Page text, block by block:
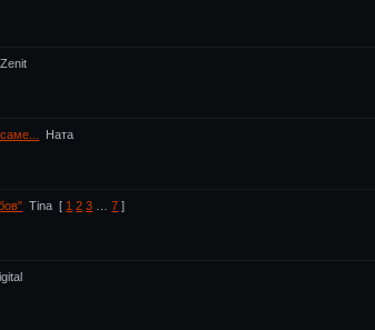
Zenit
Ната
Tina [ 1 2 3 7 ]